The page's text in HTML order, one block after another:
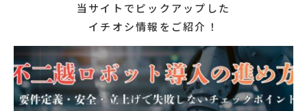
当サイトでピックアップした
イチオシ情報をご紹介！